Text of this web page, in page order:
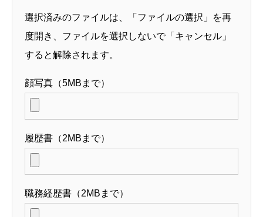
選択済みのファイルは、「ファイルの選択」を再
度開き、ファイルを選択しないで「キャンセル」
すると解除されます。
顔写真（5MBまで）
履歴書（2MBまで）
職務経歴書（2MBまで）